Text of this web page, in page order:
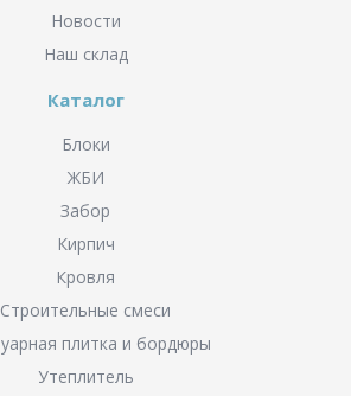
Новости
Наш склад
Каталог
Блоки
ЖБИ
Забор
Кирпич
Кровля
Строительные смеси
плитка и бордюры
Утеплитель